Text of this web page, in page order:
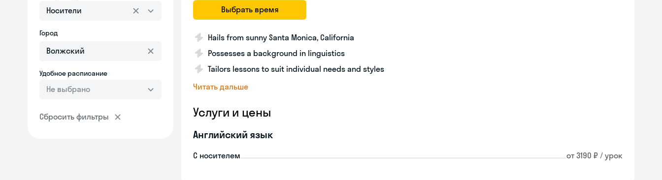
Носители
Город
Удобное расписание
Не выбрано
Сбросить фильтры
Выбрать время
Hails from sunny Santa Monica, California
Possesses a background in linguistics
Tailors lessons to suit individual needs and styles
Читать дальше
Услуги и цены
Английский язык
С носителем от 3190 ₽ / урок